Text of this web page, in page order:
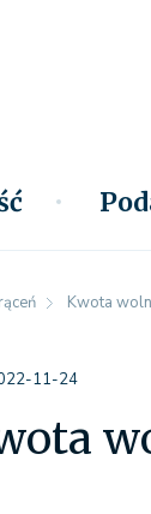
Kwota
11-24